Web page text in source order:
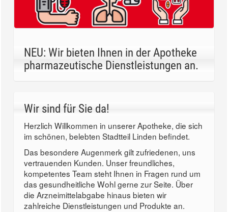
NEU: Wir bieten Ihnen in der Apotheke
pharmazeutische Dienstleistungen an.
Wir sind für Sie da!
Herzlich Willkommen in unserer Apotheke, die sich
im schönen, belebten Stadtteil Linden befindet.
Das besondere Augenmerk gilt zufriedenen, uns
vertrauenden Kunden. Unser freundliches,
kompetentes Team steht Ihnen in Fragen rund um
das gesundheitliche Wohl gerne zur Seite. Über
die Arzneimittelabgabe hinaus bieten wir
zahlreiche Dienstleistungen und Produkte an.